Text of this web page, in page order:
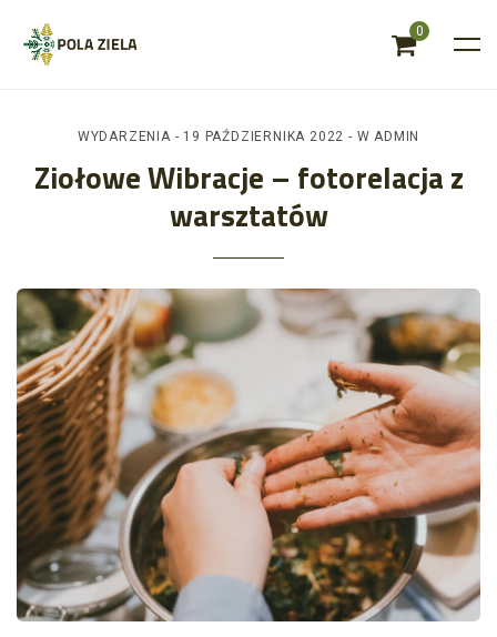
0
WYDARZENIA - 19 PAŹDZIERNIKA 2022 - WADMIN
Ziołowe Wibracje – fotorelacja z
warsztatów